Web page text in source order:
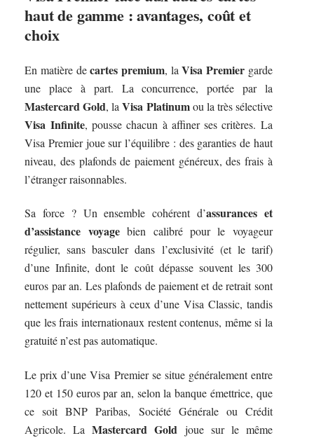
haut de gamme : avantages, coût et
choix
En matière decartes premium, laVisa Premier garde
une place à part. La concurrence, portée par la
Mastercard Gold, laVisa Platinumou la très sélective
Visa Infinite, pousse chacun à affiner ses critères. La
Visa Premier joue sur l’équilibre : des garanties de haut
niveau, des plafonds de paiement généreux, des frais à
l’étranger raisonnables.
Sa force ? Un ensemble cohérent d’assurances et
d’assistance voyagebien calibré pour le voyageur
régulier, sans basculer dans l’exclusivité (et le tarif)
d’une Infinite, dont le coût dépasse souvent les 300
euros par an. Les plafonds de paiement et de retrait sont
nettement supérieurs à ceux d’une Visa Classic, tandis
que les frais internationaux restent contenus, même si la
gratuité n’est pas automatique.
Le prix d’une Visa Premier se situe généralement entre
120 et 150 euros par an, selon la banque émettrice, que
ce soit BNP Paribas, Société Générale ou Crédit
Agricole. LaMastercard Gold joue sur le même